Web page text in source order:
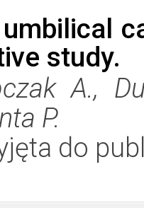
study.
A.,
P.
do